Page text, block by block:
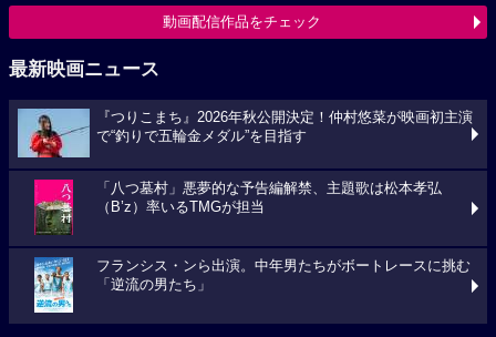
動画配信作品をチェック
最新映画ニュース
『つりこまち』2026年秋公開決定！仲村悠菜が映画初主演
で“釣りで五輪金メダル”を目指す
「八つ墓村」悪夢的な予告編解禁、主題歌は松本孝弘
（B’z）率いるTMGが担当
フランシス・ンら出演。中年男たちがボートレースに挑む
「逆流の男たち」